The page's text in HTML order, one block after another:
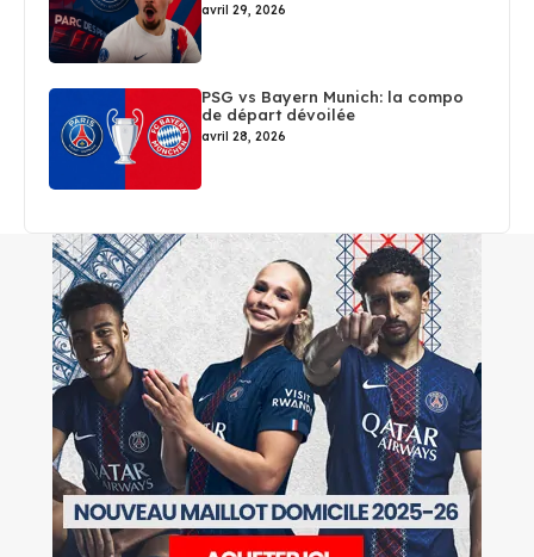
avril 29, 2026
PSG vs Bayern Munich: la compo
de départ dévoilée
avril 28, 2026